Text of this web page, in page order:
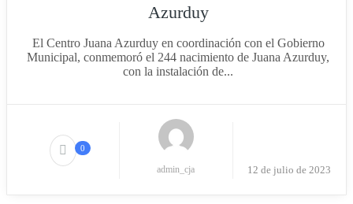
Azurduy
El Centro Juana Azurduy en coordinación con el Gobierno
Municipal, conmemoró el 244 nacimiento de Juana Azurduy,
con la instalación de...
0
admin_cja 12 de julio de 2023